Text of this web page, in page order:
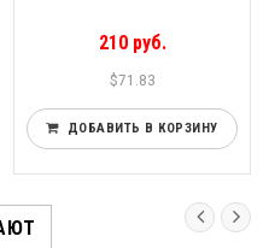
210 руб.
$71.83
ДОБАВИТЬ В КОРЗИНУ